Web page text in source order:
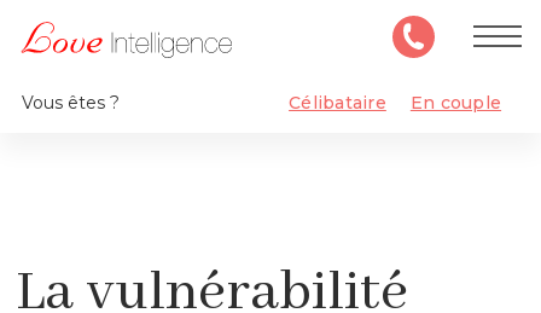
Vous êtes ? Célibataire En couple
La vulnérabilité